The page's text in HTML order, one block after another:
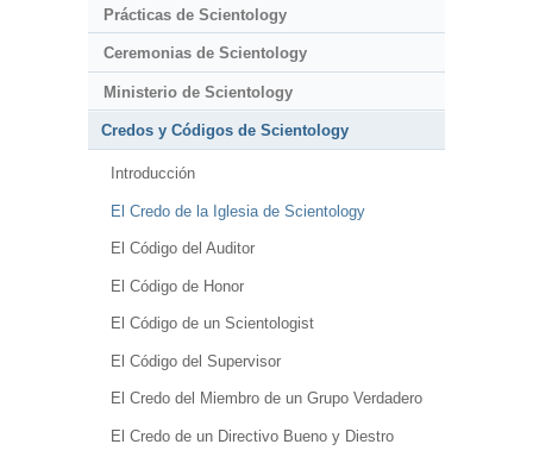
Prácticas de Scientology
Ceremonias de Scientology
Ministerio de Scientology
Credos y Códigos de Scientology
Introducción
El Credo de la Iglesia de Scientology
El Código del Auditor
El Código de Honor
El Código de un Scientologist
El Código del Supervisor
El Credo del Miembro de un Grupo Verdadero
El Credo de un Directivo Bueno y Diestro